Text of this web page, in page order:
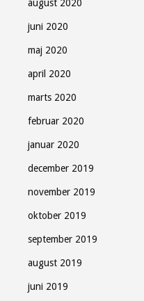
august 2020
juni 2020
maj 2020
april 2020
marts 2020
februar 2020
januar 2020
december 2019
november 2019
oktober 2019
september 2019
august 2019
juni 2019